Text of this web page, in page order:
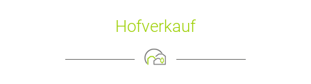
Hofverkauf